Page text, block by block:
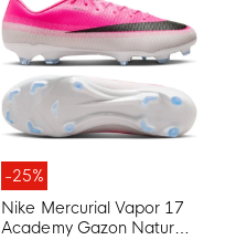
-25%
Nike Mercurial Vapor 17
Academy Gazon Naturel